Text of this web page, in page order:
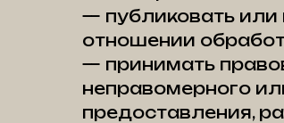
— публиковать или
отношении
— принимать
неправомерного
предоставления,